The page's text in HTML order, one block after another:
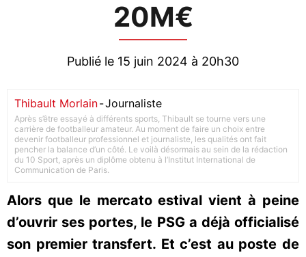
20M€
Publié le 15 juin 2024 à 20h30
Thibault Morlain-Journaliste
Après s’être essayé à différents sports, Thibault se tourne vers une
carrière de footballeur amateur. Au moment de faire un choix entre
devenir footballeur professionnel et journaliste, les qualités ont fait
pencher la balance d’un côté. Le voilà désormais au sein de la rédaction
du 10 Sport, après un diplôme obtenu à l’Institut International de
Communication de Paris.
Alors que le mercato estival vient à peine
d’ouvrir ses portes, le PSG a déjà officialisé
son premier transfert. Et c’est au poste de